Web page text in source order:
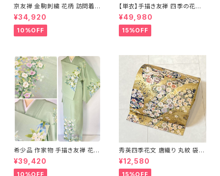
京友禅 金駒刺繍 花柄 訪問着
正絹 水色 黄緑 パステルカラー
アイスグリーン 1433
¥34,920
10%OFF
【単衣】手描き友禅 四季の花々
正絹 訪問着 水色 黄緑 白 パス
テルカラー 1431
¥49,980
15%OFF
希少品 作家物 手描き友禅 花鳥
文 椿 沈丁花 訪問着 正絹 袷 黄
緑 青 白 1418
¥39,420
10%OFF
秀英四季花文 唐織り 丸紋 袋帯
正絹 金糸 ゴールド 紺 ピンク 7
05
¥12,580
15%OFF